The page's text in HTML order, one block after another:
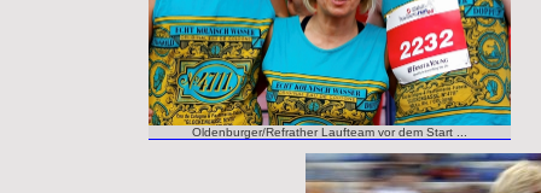
Oldenburger/Refrather Laufteam vor dem Start ...